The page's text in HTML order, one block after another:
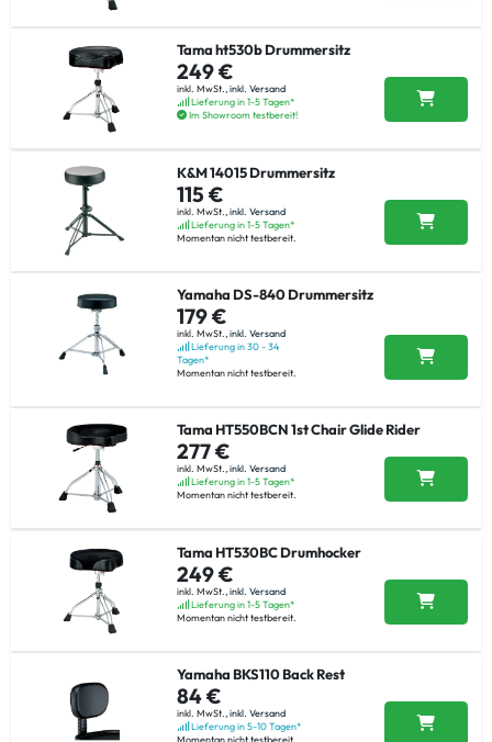
Tama ht530b Drummersitz
249 €
inkl. MwSt.,inkl. Versand
Lieferung in 1-5 Tagen*
Im Showroom testbereit!
K&M 14015 Drummersitz
115 €
inkl. MwSt., inkl. Versand
Lieferung in 1-5 Tagen*
Momentan nicht testbereit.
Yamaha DS-840 Drummersitz
179 €
inkl. MwSt., inkl. Versand
Lieferung in 30 - 34
Tagen*
Momentan nicht testbereit.
Tama HT550BCN 1st Chair Glide Rider
277 €
inkl. MwSt.,inkl. Versand
Lieferung in 1-5 Tagen*
Momentan nicht testbereit.
Tama HT530BC Drumhocker
249 €
inkl. MwSt., inkl. Versand
Lieferung in 1-5 Tagen*
Momentan nicht testbereit.
Yamaha BKS110 Back Rest
84 €
inkl. MwSt.,inkl. Versand
Lieferung in 5-10 Tagen*
Momentan nicht testbereit.